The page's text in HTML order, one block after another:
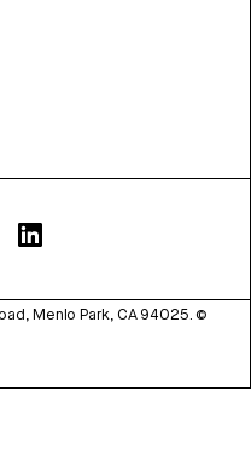
Menlo Park, CA 94025. ©